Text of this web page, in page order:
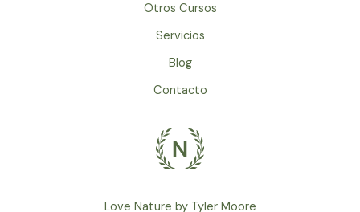
Otros Cursos
Servicios
Blog
Contacto
Love Nature by Tyler Moore